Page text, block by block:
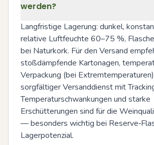
werden?
Langfristige Lagerung: dunkel,
relative Luftfeuchte 60–75 %,
bei Naturkork. Für den Versand
stoßdämpfende Kartonagen,
Verpackung (bei
sorgfältiger Versanddienst mit
Temperaturschwankungen und starke
Erschütterungen sind für die
— besonders wichtig bei
Lagerpotenzial.